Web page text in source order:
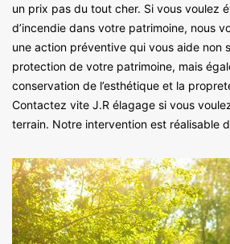
un prix pas du tout cher. Si vous voulez
d’incendie dans votre patrimoine, nous
une action préventive qui vous aide non
protection de votre patrimoine, mais
conservation de l’esthétique et la
Contactez vite J.R élagage si vous
terrain. Notre intervention est réalisable